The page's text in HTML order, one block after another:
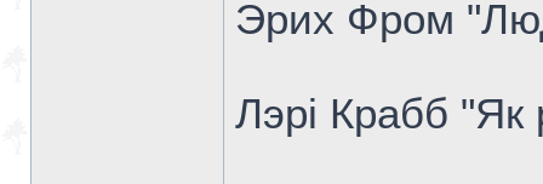
Эрих Фром
Лэрі Крабб "Як